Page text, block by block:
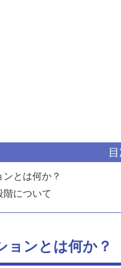
とは何か？
階について
ョンとは何か？